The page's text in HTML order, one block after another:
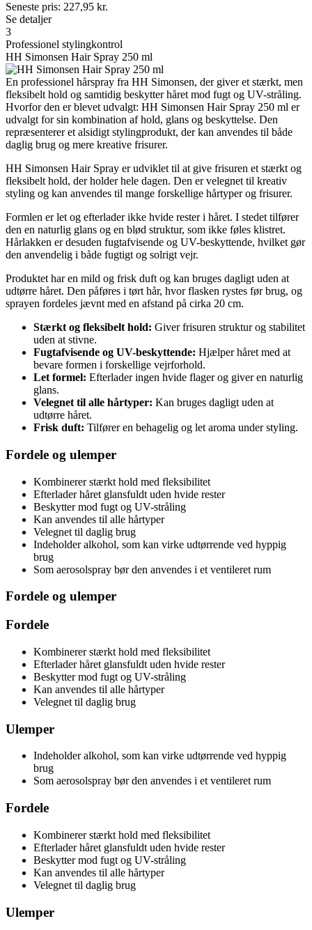
Seneste pris: 227,95 kr.
Se detaljer
3
Professionel stylingkontrol
HH Simonsen Hair Spray 250 ml
En professionel hårspray fra HH Simonsen, der giver et stærkt, men
fleksibelt hold og samtidig beskytter håret mod fugt og UV-stråling.
Hvorfor den er blevet udvalgt: HH Simonsen Hair Spray 250 ml er
udvalgt for sin kombination af hold, glans og beskyttelse. Den
repræsenterer et alsidigt stylingprodukt, der kan anvendes til både
daglig brug og mere kreative frisurer.
HH Simonsen Hair Spray er udviklet til at give frisuren et stærkt og
fleksibelt hold, der holder hele dagen. Den er velegnet til kreativ
styling og kan anvendes til mange forskellige hårtyper og frisurer.
Formlen er let og efterlader ikke hvide rester i håret. I stedet tilfører
den en naturlig glans og en blød struktur, som ikke føles klistret.
Hårlakken er desuden fugtafvisende og UV-beskyttende, hvilket gør
den anvendelig i både fugtigt og solrigt vejr.
Produktet har en mild og frisk duft og kan bruges dagligt uden at
udtørre håret. Den påføres i tørt hår, hvor flasken rystes før brug, og
sprayen fordeles jævnt med en afstand på cirka 20 cm.
Stærkt og fleksibelt hold: Giver frisuren struktur og stabilitet
uden at stivne.
Fugtafvisende og UV-beskyttende: Hjælper håret med at
bevare formen i forskellige vejrforhold.
Let formel: Efterlader ingen hvide flager og giver en naturlig
glans.
Velegnet til alle hårtyper: Kan bruges dagligt uden at
udtørre håret.
Frisk duft: Tilfører en behagelig og let aroma under styling.
Fordele og ulemper
Kombinerer stærkt hold med fleksibilitet
Efterlader håret glansfuldt uden hvide rester
Beskytter mod fugt og UV-stråling
Kan anvendes til alle hårtyper
Velegnet til daglig brug
Indeholder alkohol, som kan virke udtørrende ved hyppig
brug
Som aerosolspray bør den anvendes i et ventileret rum
Fordele og ulemper
Fordele
Kombinerer stærkt hold med fleksibilitet
Efterlader håret glansfuldt uden hvide rester
Beskytter mod fugt og UV-stråling
Kan anvendes til alle hårtyper
Velegnet til daglig brug
Ulemper
Indeholder alkohol, som kan virke udtørrende ved hyppig
brug
Som aerosolspray bør den anvendes i et ventileret rum
Fordele
Kombinerer stærkt hold med fleksibilitet
Efterlader håret glansfuldt uden hvide rester
Beskytter mod fugt og UV-stråling
Kan anvendes til alle hårtyper
Velegnet til daglig brug
Ulemper